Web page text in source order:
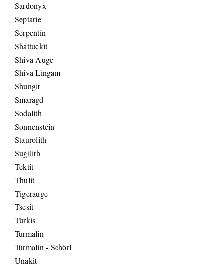
Sardonyx
Septarie
Serpentin
Shattuckit
Shiva Auge
Shiva Lingam
Shungit
Smaragd
Sodalith
Sonnenstein
Staurolith
Sugilith
Tektit
Thulit
Tigerauge
Tsesit
Türkis
Turmalin
Turmalin - Schörl
Unakit